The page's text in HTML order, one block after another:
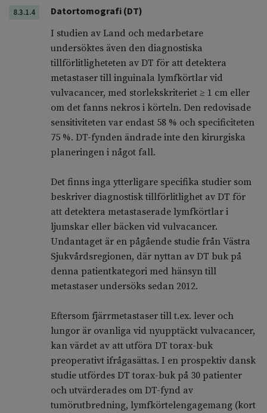
8.3.1.4
Datortomografi (DT)
I studien av Land och medarbetare
undersöktes även den diagnostiska
tillförlitligheteten av DT för att detektera
metastaser till inguinala lymfkörtlar vid
vulvacancer, med storlekskriteriet ≥ 1 cm eller
om det fanns nekros i körteln. Den redovisade
sensitiviteten var endast 58 % och specificiteten
75 %. DT-fynden ändrade inte den kirurgiska
planeringen i något fall.
Det finns inga ytterligare specifika studier som
beskriver diagnostisk tillförlitlighet av DT för
att detektera metastaserade lymfkörtlar i
ljumskar eller bäcken vid vulvacancer.
Undantaget är en pågående studie från Västra
Sjukvårdsregionen, där nyttan av DT buk på
denna patientkategori med hänsyn till
metastaser undersöks sedan 2012.
Eftersom fjärrmetastaser till t.ex. lever och
lungor är ovanliga vid nyupptäckt vulvacancer,
kan värdet av att utföra DT torax-buk
preoperativt ifrågasättas. I en prospektiv dansk
studie utfördes DT torax-buk på 30 patienter
och utvärderades om DT-fynd av
tumörutbredning, lymfkörtelengagemang (kort